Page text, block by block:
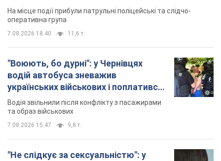
На місце події прибули патрульні поліцейські та слідчо-
оперативна група
7.08.2026 18:40 11,6 т.
"Воюють, бо дурні": у Чернівцях
водій автобуса зневажив
українських військових і поплатився.
Відео
Водія звільнили після конфлікту з пасажирами
та образ військових
7.08.2026 15:47 9,8 т.
"Не слідкує за сексуальністю": у